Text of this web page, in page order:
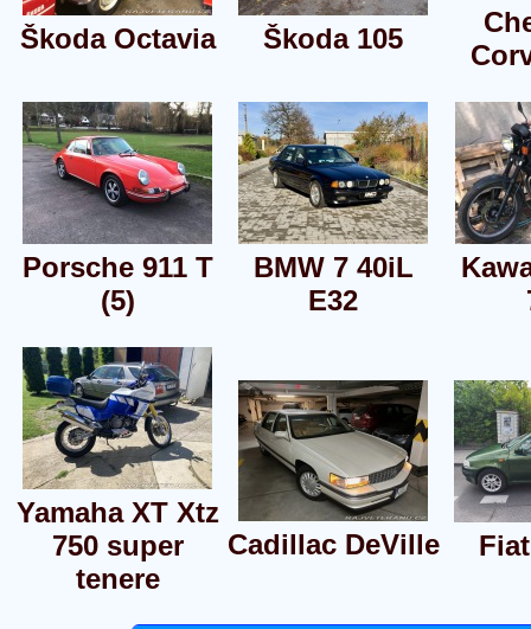
Škoda Octavia Škoda 105
Porsche 911 T
(5)
BMW 7 40iL
E32
Yamaha XT Xtz
750 super
tenere
Cadillac DeVille